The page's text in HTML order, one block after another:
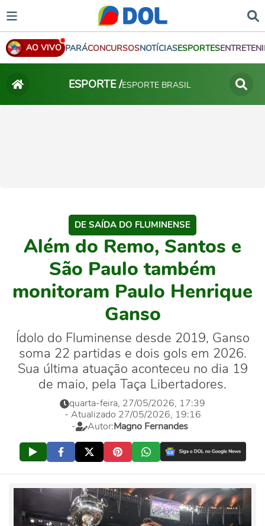
AO VIVO PARÁCONCURSOSNOTÍCIASESPORTES
ESPORTE /ESPORTE BRASIL
DE SAÍDA DO FLUMINENSE
Além do Remo, Santos e
São Paulo também
monitoram Paulo Henrique
Ganso
Ídolo do Fluminense desde 2019, Ganso
soma 22 partidas e dois gols em 2026.
Sua última atuação aconteceu no dia 19
de maio, pela Taça Libertadores.
quarta-feira, 27/05/2026, 17:39
- Atualizado 27/05/2026, 19:16
-
Autor:Magno Fernandes